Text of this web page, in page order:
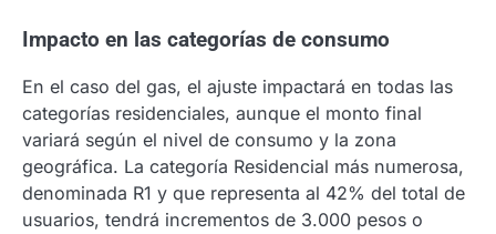
Impacto en las categorías de consumo
En el caso del gas, el ajuste impactará en todas las
categorías residenciales, aunque el monto final
variará según el nivel de consumo y la zona
geográfica. La categoría Residencial más numerosa,
denominada R1 y que representa al 42% del total de
usuarios, tendrá incrementos de 3.000 pesos o